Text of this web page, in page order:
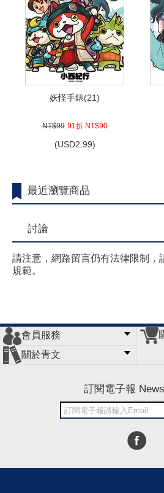
妖怪手錶(21)
NT$99 91折 NT$90
(USD2.99)
最近瀏覽商品
討論
請注意，網路留言仍有法律限制，
規範。
會員服務
會員辦法
客服信箱
隱私條款
網站導覽
關於青文
訂閱電子報